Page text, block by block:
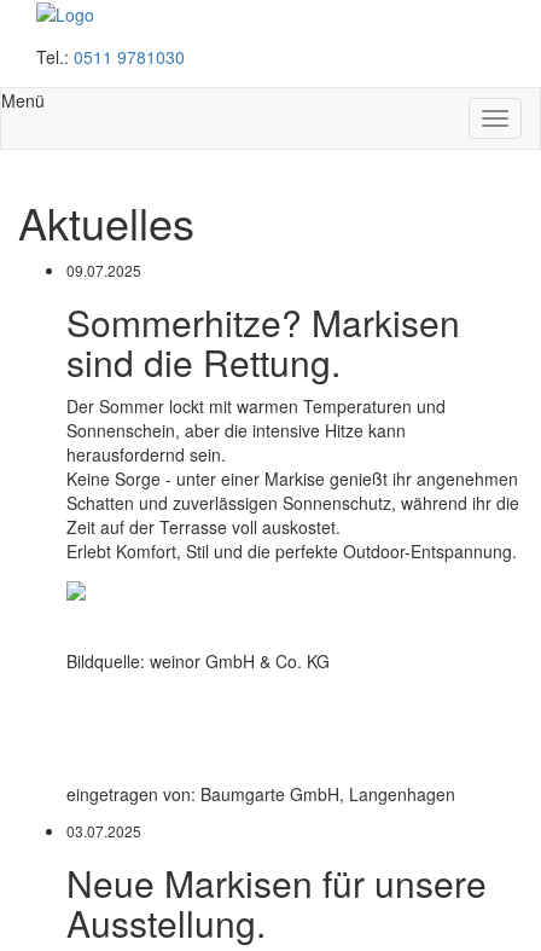
Tel.: 0511 9781030
Menü
Aktuelles
09.07.2025
Sommerhitze? Markisen
sind die Rettung.
Der Sommer lockt mit warmen Temperaturen und
Sonnenschein, aber die intensive Hitze kann
herausfordernd sein.
Keine Sorge - unter einer Markise genießt ihr angenehmen
Schatten und zuverlässigen Sonnenschutz, während ihr die
Zeit auf der Terrasse voll auskostet.
Erlebt Komfort, Stil und die perfekte Outdoor-Entspannung.
Bildquelle: weinor GmbH & Co. KG
eingetragen von: Baumgarte GmbH, Langenhagen
03.07.2025
Neue Markisen für unsere
Ausstellung.